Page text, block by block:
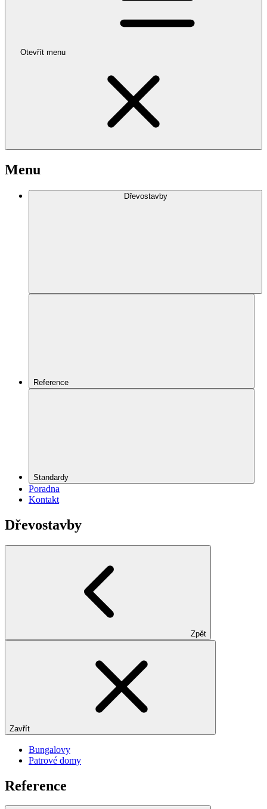
Otevřít menu
Menu
Dřevostavby
Reference
Standardy
Poradna
Kontakt
Dřevostavby
Zpět
Zavřít
Bungalovy
Patrové domy
Reference